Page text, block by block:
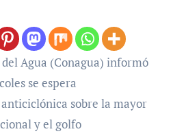
se espera
sobre la mayor
y el golfo